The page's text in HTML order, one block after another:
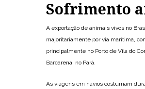
Sofrimento
A exportação de animais vivos no
majoritariamente por via marítima,
principalmente no Porto de Vila do
Barcarena, no Pará.
As viagens em navios costumam